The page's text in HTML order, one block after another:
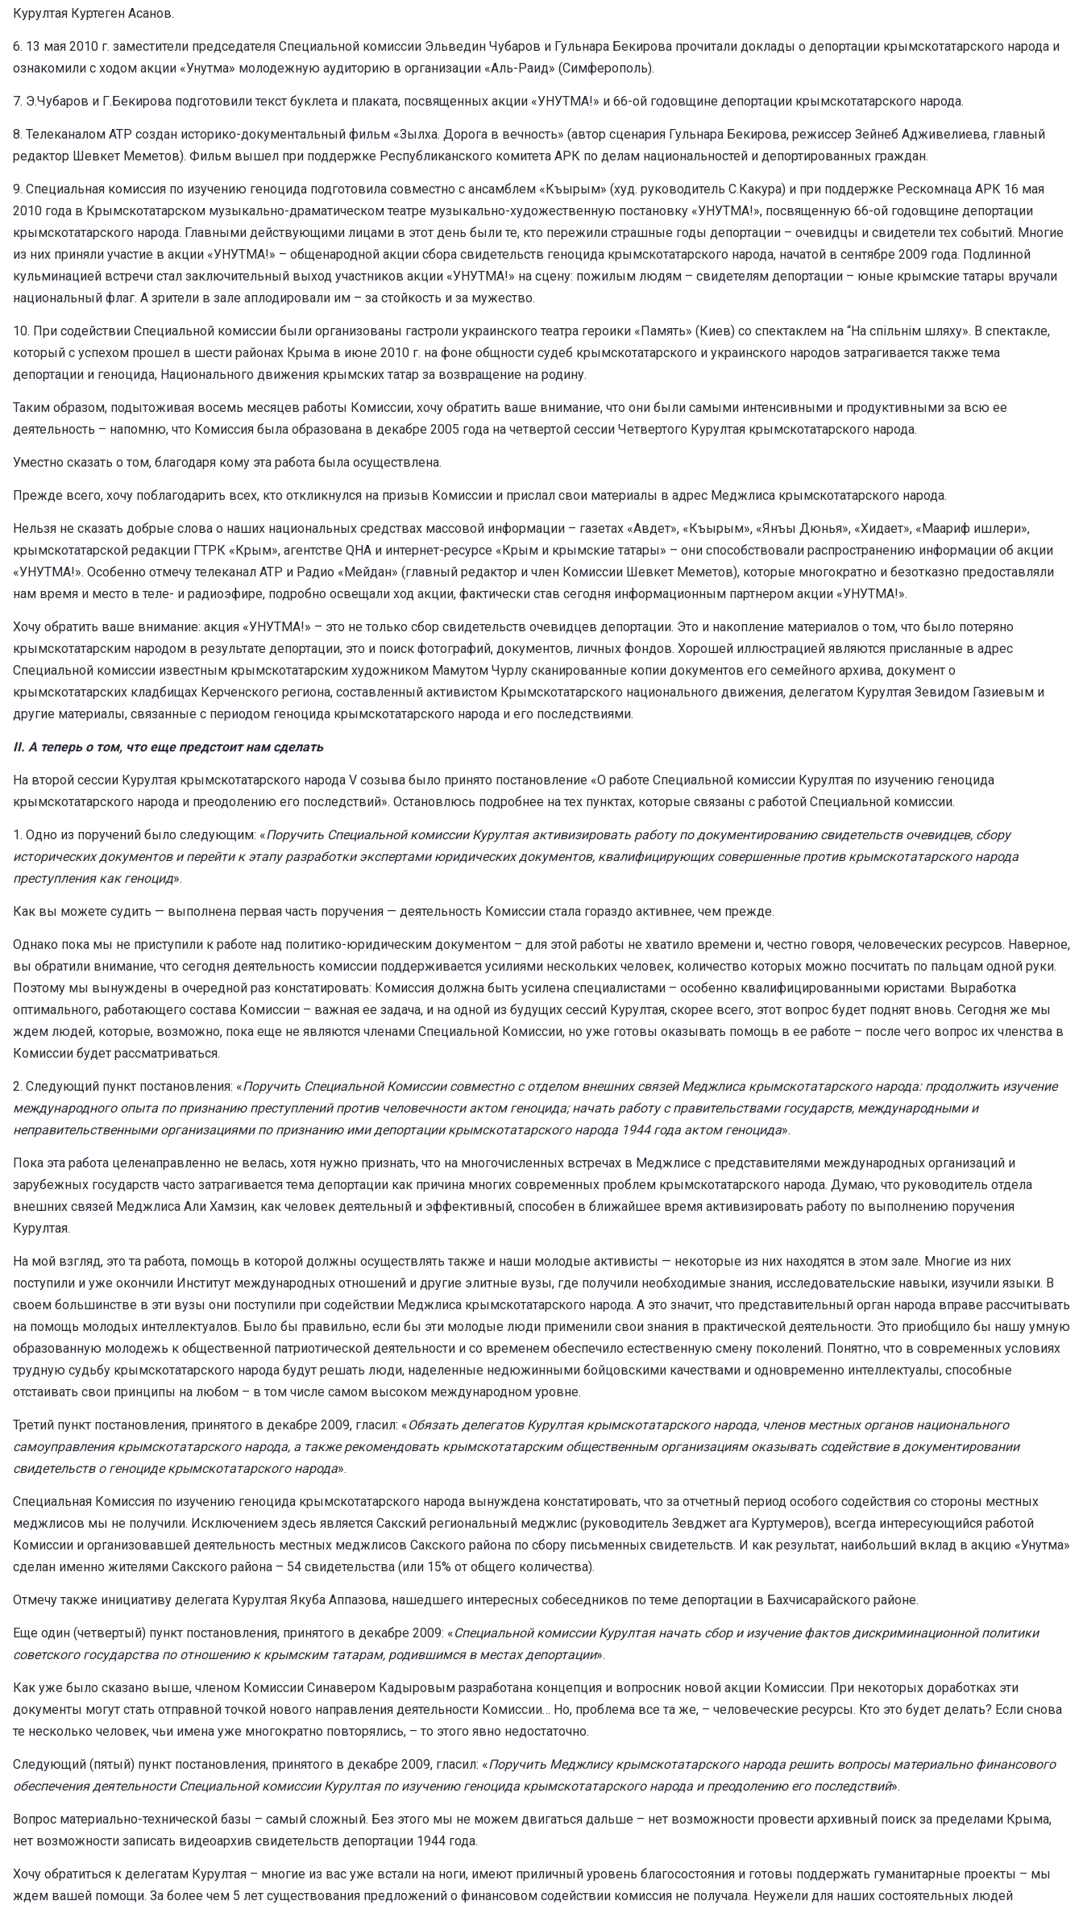
Курултая Куртеген Асанов.
6. 13 мая 2010 г. заместители председателя Специальной комиссии Эльведин Чубаров и Гульнара Бекирова прочитали доклады о депортации крымскотатарского народа и
ознакомили с ходом акции «Унутма» молодежную аудиторию в организации «Аль-Раид» (Симферополь).
7. Э.Чубаров и Г.Бекирова подготовили текст буклета и плаката, посвященных акции «УНУТМА!» и 66-ой годовщине депортации крымскотатарского народа.
8. Телеканалом АТР создан историко-документальный фильм «Зылха. Дорога в вечность» (автор сценария Гульнара Бекирова, режиссер Зейнеб Адживелиева, главный
редактор Шевкет Меметов). Фильм вышел при поддержке Республиканского комитета АРК по делам национальностей и депортированных граждан.
9. Специальная комиссия по изучению геноцида подготовила совместно с ансамблем «Къырым» (худ. руководитель С.Какура) и при поддержке Рескомнаца АРК 16 мая
2010 года в Крымскотатарском музыкально-драматическом театре музыкально-художественную постановку «УНУТМА!», посвященную 66-ой годовщине депортации
крымскотатарского народа. Главными действующими лицами в этот день были те, кто пережили страшные годы депортации – очевидцы и свидетели тех событий. Многие
из них приняли участие в акции «УНУТМА!» – общенародной акции сбора свидетельств геноцида крымскотатарского народа, начатой в сентябре 2009 года. Подлинной
кульминацией встречи стал заключительный выход участников акции «УНУТМА!» на сцену: пожилым людям – свидетелям депортации – юные крымские татары вручали
национальный флаг. А зрители в зале аплодировали им – за стойкость и за мужество.
10. При содействии Специальной комиссии были организованы гастроли украинского театра героики «Память» (Киев) со спектаклем на “На спільнім шляху». В спектакле,
который с успехом прошел в шести районах Крыма в июне 2010 г. на фоне общности судеб крымскотатарского и украинского народов затрагивается также тема
депортации и геноцида, Национального движения крымских татар за возвращение на родину.
Таким образом, подытоживая восемь месяцев работы Комиссии, хочу обратить ваше внимание, что они были самыми интенсивными и продуктивными за всю ее
деятельность – напомню, что Комиссия была образована в декабре 2005 года на четвертой сессии Четвертого Курултая крымскотатарского народа.
Уместно сказать о том, благодаря кому эта работа была осуществлена.
Прежде всего, хочу поблагодарить всех, кто откликнулся на призыв Комиссии и прислал свои материалы в адрес Меджлиса крымскотатарского народа.
Нельзя не сказать добрые слова о наших национальных средствах массовой информации – газетах «Авдет», «Къырым», «Янъы Дюнья», «Хидает», «Маариф ишлери»,
крымскотатарской редакции ГТРК «Крым», агентстве QНА и интернет-ресурсе «Крым и крымские татары» – они способствовали распространению информации об акции
«УНУТМА!». Особенно отмечу телеканал АТР и Радио «Мейдан» (главный редактор и член Комиссии Шевкет Меметов), которые многократно и безотказно предоставляли
нам время и место в теле- и радиоэфире, подробно освещали ход акции, фактически став сегодня информационным партнером акции «УНУТМА!».
Хочу обратить ваше внимание: акция «УНУТМА!» – это не только сбор свидетельств очевидцев депортации. Это и накопление материалов о том, что было потеряно
крымскотатарским народом в результате депортации, это и поиск фотографий, документов, личных фондов. Хорошей иллюстрацией являются присланные в адрес
Специальной комиссии известным крымскотатарским художником Мамутом Чурлу сканированные копии документов его семейного архива, документ о
крымскотатарских кладбищах Керченского региона, составленный активистом Крымскотатарского национального движения, делегатом Курултая Зевидом Газиевым и
другие материалы, связанные с периодом геноцида крымскотатарского народа и его последствиями.
II. А теперь о том, что еще предстоит нам сделать
На второй сессии Курултая крымскотатарского народа V созыва было принято постановление «О работе Специальной комиссии Курултая по изучению геноцида
крымскотатарского народа и преодолению его последствий». Остановлюсь подробнее на тех пунктах, которые связаны с работой Специальной комиссии.
1. Одно из поручений было следующим: «Поручить Специальной комиссии Курултая активизировать работу по документированию свидетельств очевидцев, сбору
исторических документов и перейти к этапу разработки экспертами юридических документов, квалифицирующих совершенные против крымскотатарского народа
преступления как геноцид».
Как вы можете судить — выполнена первая часть поручения — деятельность Комиссии стала гораздо активнее, чем прежде.
Однако пока мы не приступили к работе над политико-юридическим документом – для этой работы не хватило времени и, честно говоря, человеческих ресурсов. Наверное,
вы обратили внимание, что сегодня деятельность комиссии поддерживается усилиями нескольких человек, количество которых можно посчитать по пальцам одной руки.
Поэтому мы вынуждены в очередной раз констатировать: Комиссия должна быть усилена специалистами – особенно квалифицированными юристами. Выработка
оптимального, работающего состава Комиссии – важная ее задача, и на одной из будущих сессий Курултая, скорее всего, этот вопрос будет поднят вновь. Сегодня же мы
ждем людей, которые, возможно, пока еще не являются членами Специальной Комиссии, но уже готовы оказывать помощь в ее работе – после чего вопрос их членства в
Комиссии будет рассматриваться.
2. Следующий пункт постановления: «Поручить Специальной Комиссии совместно с отделом внешних связей Меджлиса крымскотатарского народа: продолжить изучение
международного опыта по признанию преступлений против человечности актом геноцида; начать работу с правительствами государств, международными и
неправительственными организациями по признанию ими депортации крымскотатарского народа 1944 года актом геноцида».
Пока эта работа целенаправленно не велась, хотя нужно признать, что на многочисленных встречах в Меджлисе с представителями международных организаций и
зарубежных государств часто затрагивается тема депортации как причина многих современных проблем крымскотатарского народа. Думаю, что руководитель отдела
внешних связей Меджлиса Али Хамзин, как человек деятельный и эффективный, способен в ближайшее время активизировать работу по выполнению поручения
Курултая.
На мой взгляд, это та работа, помощь в которой должны осуществлять также и наши молодые активисты — некоторые из них находятся в этом зале. Многие из них
поступили и уже окончили Институт международных отношений и другие элитные вузы, где получили необходимые знания, исследовательские навыки, изучили языки. В
своем большинстве в эти вузы они поступили при содействии Меджлиса крымскотатарского народа. А это значит, что представительный орган народа вправе рассчитывать
на помощь молодых интеллектуалов. Было бы правильно, если бы эти молодые люди применили свои знания в практической деятельности. Это приобщило бы нашу умную
образованную молодежь к общественной патриотической деятельности и со временем обеспечило естественную смену поколений. Понятно, что в современных условиях
трудную судьбу крымскотатарского народа будут решать люди, наделенные недюжинными бойцовскими качествами и одновременно интеллектуалы, способные
отстаивать свои принципы на любом – в том числе самом высоком международном уровне.
Третий пункт постановления, принятого в декабре 2009, гласил: «Обязать делегатов Курултая крымскотатарского народа, членов местных органов национального
самоуправления крымскотатарского народа, а также рекомендовать крымскотатарским общественным организациям оказывать содействие в документировании
свидетельств о геноциде крымскотатарского народа».
Специальная Комиссия по изучению геноцида крымскотатарского народа вынуждена констатировать, что за отчетный период особого содействия со стороны местных
меджлисов мы не получили. Исключением здесь является Сакский региональный меджлис (руководитель Зевджет ага Куртумеров), всегда интересующийся работой
Комиссии и организовавшей деятельность местных меджлисов Сакского района по сбору письменных свидетельств. И как результат, наибольший вклад в акцию «Унутма»
сделан именно жителями Сакского района – 54 свидетельства (или 15% от общего количества).
Отмечу также инициативу делегата Курултая Якуба Аппазова, нашедшего интересных собеседников по теме депортации в Бахчисарайского районе.
Еще один (четвертый) пункт постановления, принятого в декабре 2009: «Специальной комиссии Курултая начать сбор и изучение фактов дискриминационной политики
советского государства по отношению к крымским татарам, родившимся в местах депортации».
Как уже было сказано выше, членом Комиссии Синавером Кадыровым разработана концепция и вопросник новой акции Комиссии. При некоторых доработках эти
документы могут стать отправной точкой нового направления деятельности Комиссии… Но, проблема все та же, – человеческие ресурсы. Кто это будет делать? Если снова
те несколько человек, чьи имена уже многократно повторялись, – то этого явно недостаточно.
Следующий (пятый) пункт постановления, принятого в декабре 2009, гласил: «Поручить Меджлису крымскотатарского народа решить вопросы материально финансового
обеспечения деятельности Специальной комиссии Курултая по изучению геноцида крымскотатарского народа и преодолению его последствий».
Вопрос материально-технической базы – самый сложный. Без этого мы не можем двигаться дальше – нет возможности провести архивный поиск за пределами Крыма,
нет возможности записать видеоархив свидетельств депортации 1944 года.
Хочу обратиться к делегатам Курултая – многие из вас уже встали на ноги, имеют приличный уровень благосостояния и готовы поддержать гуманитарные проекты – мы
ждем вашей помощи. За более чем 5 лет существования предложений о финансовом содействии комиссия не получала. Неужели для наших состоятельных людей